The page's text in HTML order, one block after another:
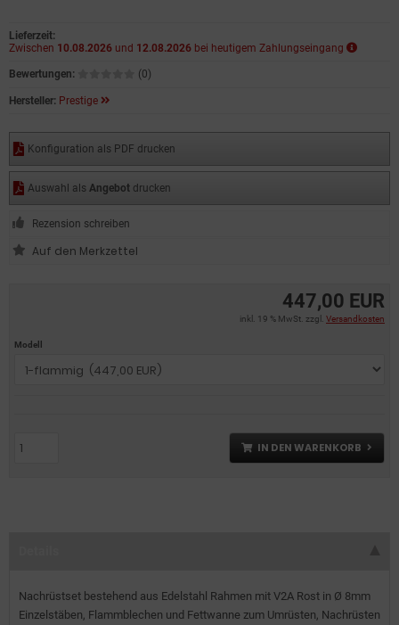
447,00 EUR
inkl. 19 % MwSt. zzgl. Versandkosten
Modell
IN DEN WARENKORB
Lieferzeit:
Zwischen 10.08.2026 und 12.08.2026 bei heutigem Zahlungseingang
Bewertungen: (0)
Hersteller: Prestige
Konfiguration als PDF drucken
Auswahl als Angebot drucken
Rezension schreiben
Nachrüstset bestehend aus Edelstahl Rahmen mit V2A Rost in Ø 8mm
Einzelstäben, Flammblechen und Fettwanne zum Umrüsten, Nachrüsten